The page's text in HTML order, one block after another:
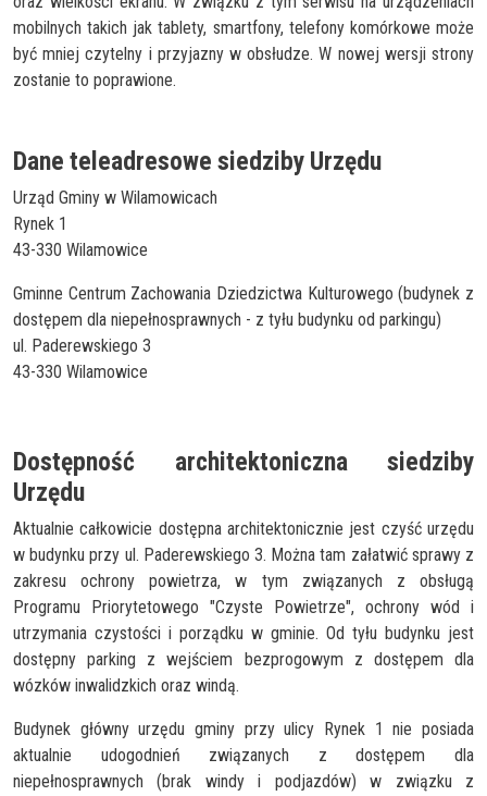
mobilnych takich jak tablety, smartfony, telefony komórkowe może
być mniej czytelny i przyjazny w obsłudze. W nowej wersji strony
zostanie to poprawione.
Dane teleadresowe siedziby Urzędu
Urząd Gminy w Wilamowicach
Rynek 1
43-330 Wilamowice
Gminne Centrum Zachowania Dziedzictwa Kulturowego (budynek z
dostępem dla niepełnosprawnych - z tyłu budynku od parkingu)
ul. Paderewskiego 3
43-330 Wilamowice
Dostępność architektoniczna siedziby
Urzędu
Aktualnie całkowicie dostępna architektonicznie jest czyść urzędu
w budynku przy ul. Paderewskiego 3. Można tam załatwić sprawy z
zakresu ochrony powietrza, w tym związanych z obsługą
Programu Priorytetowego "Czyste Powietrze", ochrony wód i
utrzymania czystości i porządku w gminie. Od tyłu budynku jest
dostępny parking z wejściem bezprogowym z dostępem dla
wózków inwalidzkich oraz windą.
Budynek główny urzędu gminy przy ulicy Rynek 1 nie posiada
aktualnie udogodnień związanych z dostępem dla
niepełnosprawnych (brak windy i podjazdów) w związku z